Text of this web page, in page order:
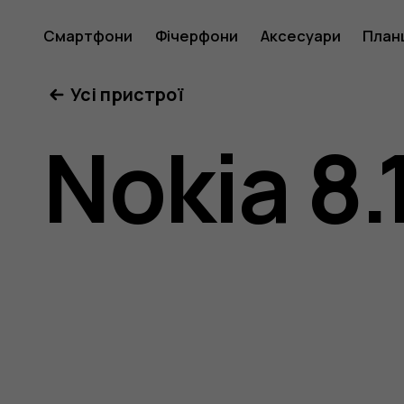
Nokia
Смартфони Фічерфони Аксесуари
Усі пристрої
Nokia